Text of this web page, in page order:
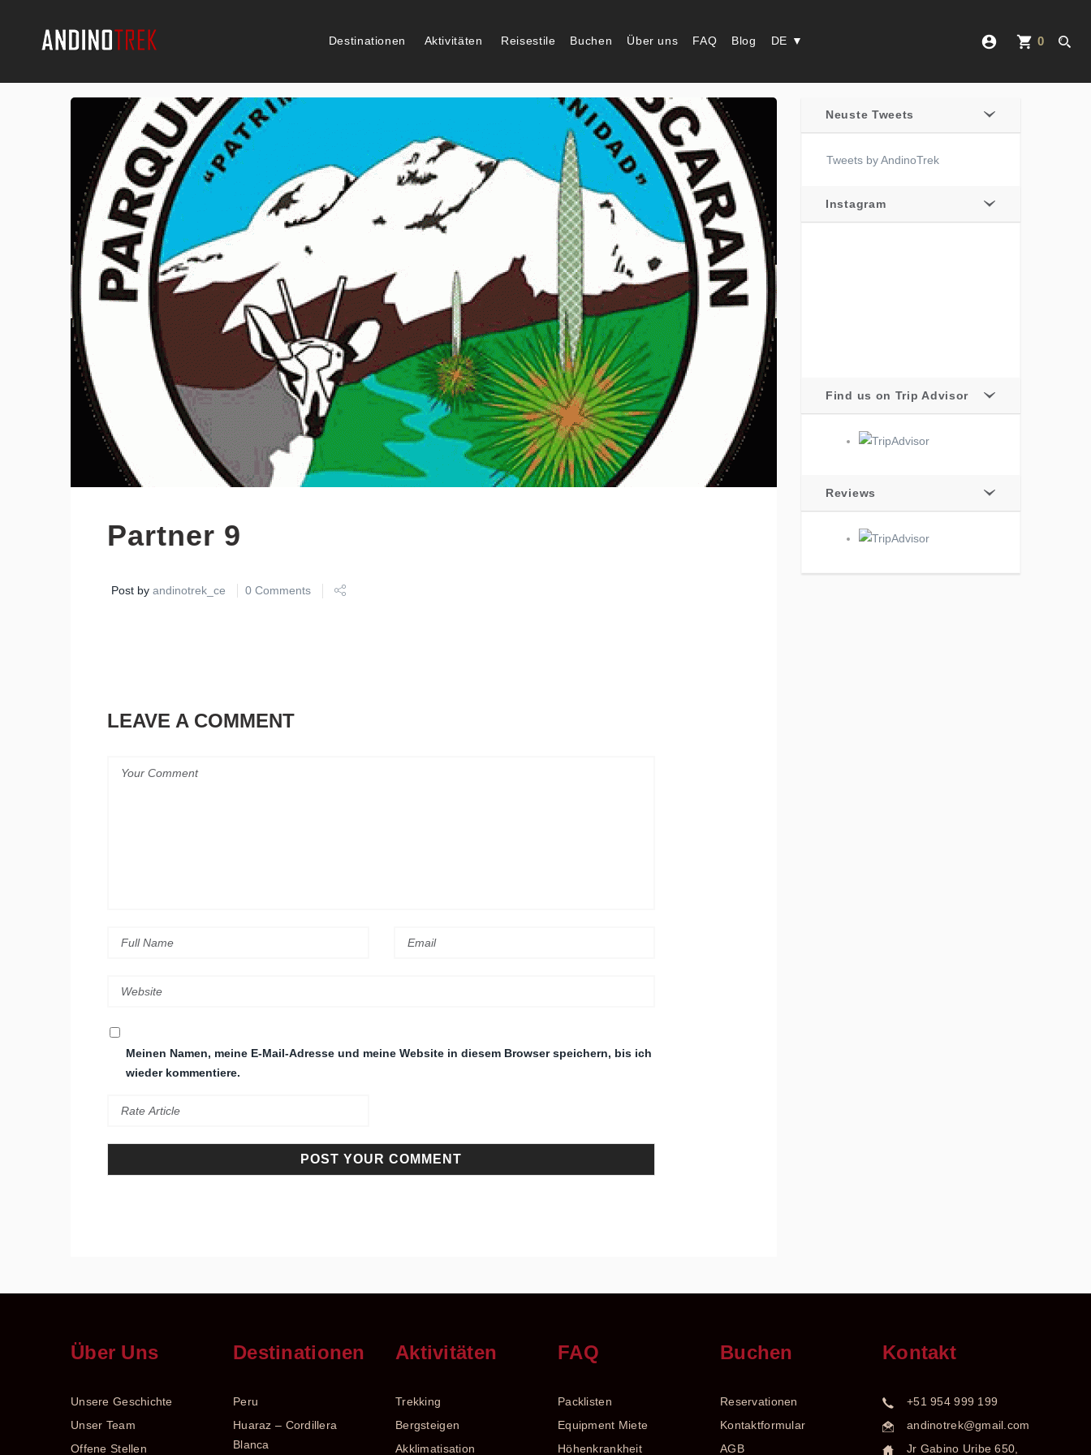
Destinationen Aktivitäten Reisestile Buchen Über uns FAQ Blog DE ▼ account_circle shopping_cart 0
Partner 9
Post by andinotrek_ce 0 Comments
LEAVE A COMMENT
Meinen Namen, meine E-Mail-Adresse und meine Website in diesem Browser speichern, bis ich
wieder kommentiere.
Neuste Tweets
Tweets by AndinoTrek
Instagram
Find us on Trip Advisor
Reviews
Über Uns
Unsere Geschichte
Unser Team
Offene Stellen
Destinationen
Peru
Huaraz – Cordillera
Blanca
Aktivitäten
Trekking
Bergsteigen
Akklimatisation
FAQ
Packlisten
Equipment Miete
Höhenkrankheit
Buchen
Reservationen
Kontaktformular
AGB
Kontakt
+51 954 999 199
andinotrek@gmail.com
Jr Gabino Uribe 650,